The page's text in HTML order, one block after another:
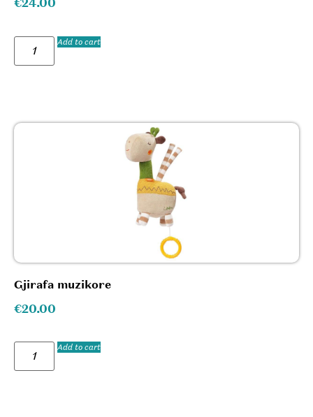
Add to cart
Gjirafa muzikore
€20.00
Add to cart